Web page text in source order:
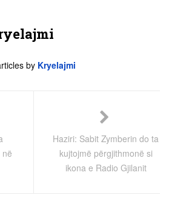
by Kryelajmi
Haziri: Sabit Zymberin do ta
kujtojmë përgjithmonë si
ikona e Radio Gjilanit